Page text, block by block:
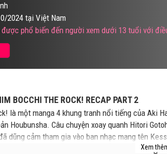
BOCCHI THE ROCK! RECAP PART 2
là một manga 4 khung tranh nổi tiếng của Aki
Houbunsha. Câu chuyện xoay quanh Hitori
dũng cảm tham gia vào ban nhạc mang tên
và Ikuyo Kita, cô dần dần vượt qua khó khăn
Xem
2024 tại Việt Nam
được phổ biến đến người xem dưới 13 tuổi với